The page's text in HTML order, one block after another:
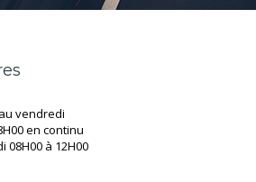
vendredi
en continu
08H00 à 12H00